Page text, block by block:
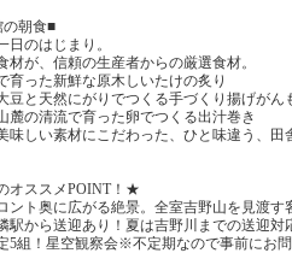
の朝食■
日のはじまり。
材が、信頼の生産者からの厳選食材。
育った新鮮な原木しいたけの炙り
豆と天然にがりでつくる手づくり揚げがん
麓の清流で育った卵でつくる出汁巻き
味しい素材にこだわった、ひと味違う、田
オススメPOINT！★
ント奥に広がる絶景。全室吉野山を見渡す
駅から送迎あり！夏は吉野川までの送迎対
5組！星空観察会※不定期なので事前にお問